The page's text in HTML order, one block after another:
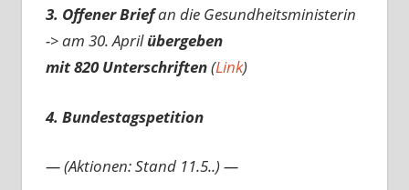
3. Offener Briefan die Gesundheitsministerin
-> am 30. Aprilübergeben
mit 820 Unterschriften(Link)
4. Bundestagspetition
— (Aktionen: Stand 11.5..) —